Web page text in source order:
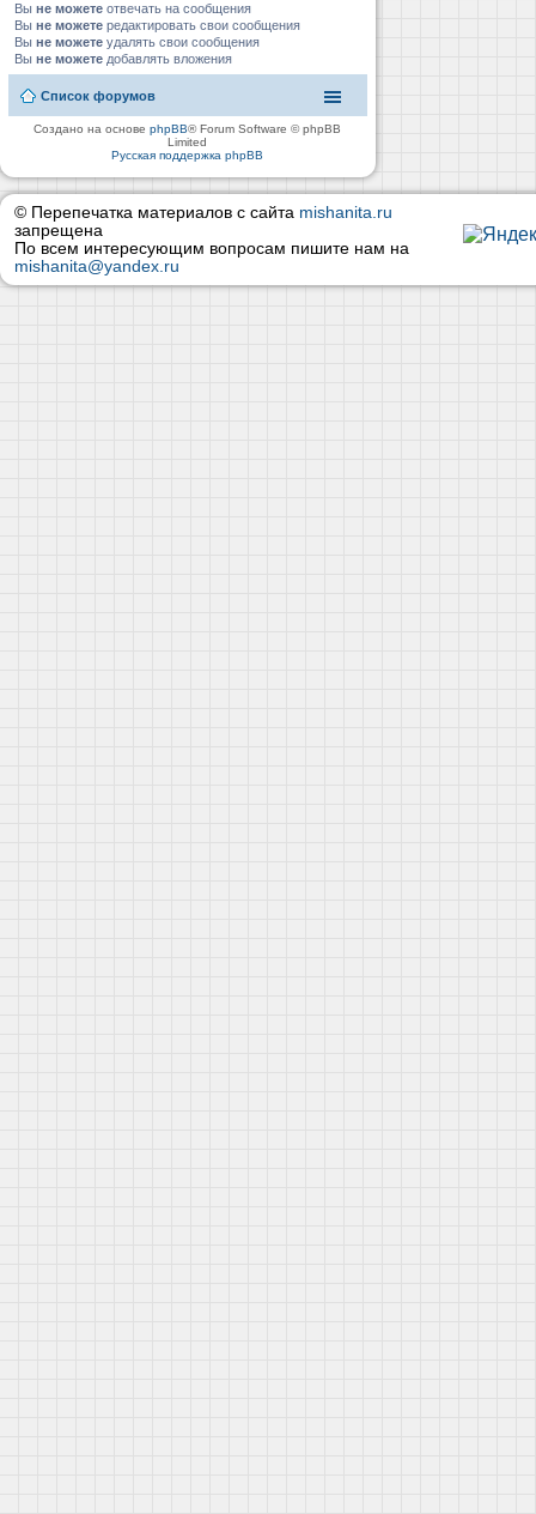
Вы не можете отвечать на сообщения
Вы не можете редактировать свои сообщения
Вы не можете удалять свои сообщения
Вы не можете добавлять вложения
Список форумов
Создано на основеphpBB® Forum Software © phpBB
Limited
Русская поддержка phpBB
© Перепечатка материалов с сайта mishanita.ru
запрещена
По всем интересующим вопросам пишите нам на
mishanita@yandex.ru